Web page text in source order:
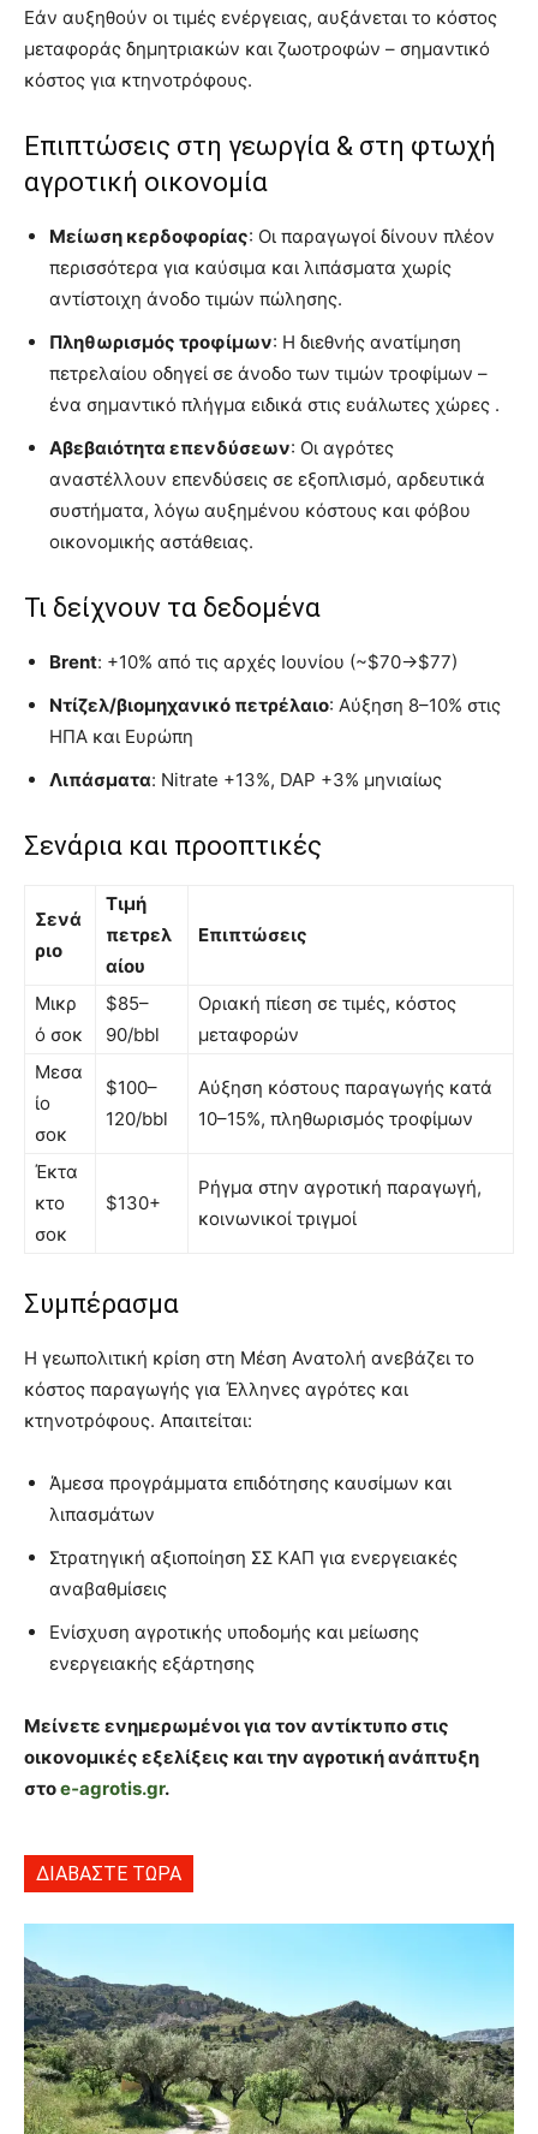
Εάν αυξηθούν οι τιμές ενέργειας, αυξάνεται το κόστος
μεταφοράς δημητριακών και ζωοτροφών – σημαντικό
κόστος για κτηνοτρόφους.
Επιπτώσεις στη γεωργία & στη φτωχή
αγροτική οικονομία
Μείωση κερδοφορίας: Οι παραγωγοί δίνουν πλέον
περισσότερα για καύσιμα και λιπάσματα χωρίς
αντίστοιχη άνοδο τιμών πώλησης.
Πληθωρισμός τροφίμων: Η διεθνής ανατίμηση
πετρελαίου οδηγεί σε άνοδο των τιμών τροφίμων –
ένα σημαντικό πλήγμα ειδικά στις ευάλωτες χώρες .
Αβεβαιότητα επενδύσεων: Οι αγρότες
αναστέλλουν επενδύσεις σε εξοπλισμό, αρδευτικά
συστήματα, λόγω αυξημένου κόστους και φόβου
οικονομικής αστάθειας.
Τι δείχνουν τα δεδομένα
Brent: +10% από τις αρχές Ιουνίου (~$70→$77)
Ντίζελ/βιομηχανικό πετρέλαιο: Αύξηση 8–10% στις
ΗΠΑ και Ευρώπη
Λιπάσματα: Nitrate +13%, DAP +3% μηνιαίως
Σενάρια και προοπτικές
Σενά
ριο
Τιμή
πετρελ
αίου
Επιπτώσεις
Μικρ
ό σοκ
$85–
90/bbl
Οριακή πίεση σε τιμές, κόστος
μεταφορών
Μεσα
ίο
σοκ
$100–
120/bbl
Αύξηση κόστους παραγωγής κατά
10–15%, πληθωρισμός τροφίμων
Έκτα
κτο
σοκ
$130+
Ρήγμα στην αγροτική παραγωγή,
κοινωνικοί τριγμοί
Συμπέρασμα
Η γεωπολιτική κρίση στη Μέση Ανατολή ανεβάζει το
κόστος παραγωγής για Έλληνες αγρότες και
κτηνοτρόφους. Απαιτείται:
Άμεσα προγράμματα επιδότησης καυσίμων και
λιπασμάτων
Στρατηγική αξιοποίηση ΣΣ ΚΑΠ για ενεργειακές
αναβαθμίσεις
Ενίσχυση αγροτικής υποδομής και μείωσης
ενεργειακής εξάρτησης
Μείνετε ενημερωμένοι για τον αντίκτυπο στις
οικονομικές εξελίξεις και την αγροτική ανάπτυξη
στοe‑agrotis.gr.
ΔΙΑΒΑΣΤΕ ΤΩΡΑ